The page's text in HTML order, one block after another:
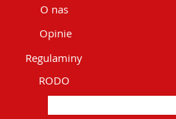
O nas
Opinie
Regulaminy
RODO